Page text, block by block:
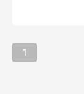
Cena
Stránka
1